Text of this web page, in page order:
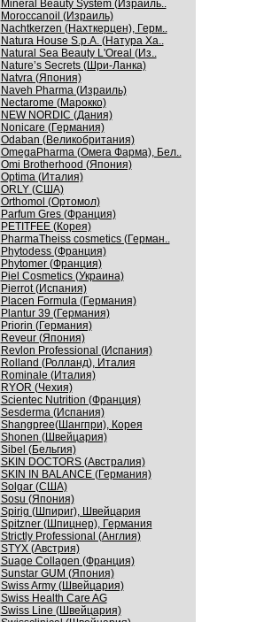
Mineral Beauty System (Израиль..
Moroccanoil (Израиль)
Nachtkerzen (Нахткерцен), Герм..
Natura House S.p.A. (Натура Ха..
Natural Sea Beauty L'Oreal (Из..
Nature’s Secrets (Шри-Ланка)
Natvra (Япония)
Naveh Pharma (Израиль)
Nectarome (Марокко)
NEW NORDIC (Дания)
Nonicare (Германия)
Odaban (Великобритания)
OmegaPharma (Омега Фарма), Бел..
Omi Brotherhood (Япония)
Optima (Италия)
ORLY (США)
Orthomol (Ортомол)
Parfum Gres (Франция)
PETITFEE (Корея)
PharmaTheiss cosmetics (Герман..
Phytodess (Франция)
Phytomer (Франция)
Piel Cosmetics (Украина)
Pierrot (Испания)
Placen Formula (Германия)
Plantur 39 (Германия)
Priorin (Германия)
Reveur (Япония)
Revlon Professional (Испания)
Rolland (Ролланд), Италия
Rominale (Италия)
RYOR (Чехия)
Scientec Nutrition (Франция)
Sesderma (Испания)
Shangpree(Шангпри), Корея
Shonen (Швейцария)
Sibel (Бельгия)
SKIN DOCTORS (Австралия)
SKIN IN BALANCE (Германия)
Solgar (США)
Sosu (Япония)
Spirig (Шпириг), Швейцария
Spitzner (Шпицнер), Германия
Strictly Professional (Англия)
STYX (Австрия)
Suage Collagen (Франция)
Sunstar GUM (Япония)
Swiss Army (Швейцария)
Swiss Health Care AG
Swiss Line (Швейцария)